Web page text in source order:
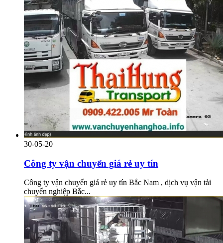
30-05-20
Công ty vận chuyển giá rẻ uy tín
Công ty vận chuyển giá rẻ uy tín Bắc Nam , dịch vụ vận tải
chuyển nghiệp Bắc...